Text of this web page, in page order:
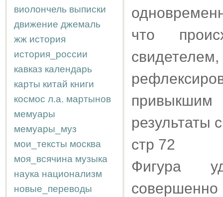
виолончель выписки
движение джемаль
жж история
история_россии
кавказ календарь
карты китай книги
космос л.а. мартынов
мемуары
мемуары_муз
мои_тексты москва
моя_всячина музыка
наука национализм
новые_переводы
что
результаты
стр 72
Фигура